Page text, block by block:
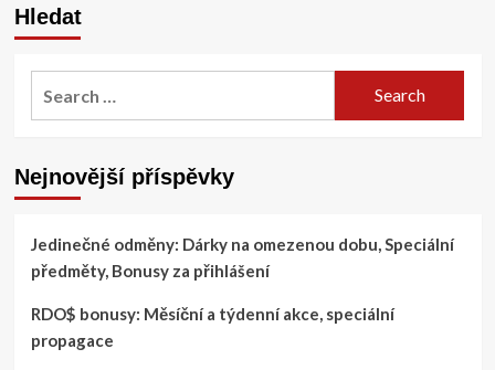
Hledat
Nejnovější příspěvky
Jedinečné odměny: Dárky na omezenou dobu, Speciální
předměty, Bonusy za přihlášení
RDO$ bonusy: Měsíční a týdenní akce, speciální
propagace